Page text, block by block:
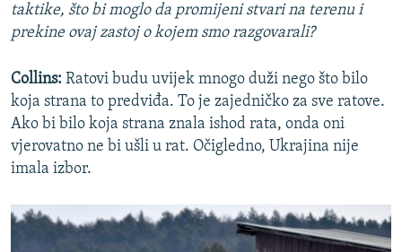
taktike, što bi moglo da promijeni stvari na terenu i
prekine ovaj zastoj o kojem smo razgovarali?
Collins: Ratovi budu uvijek mnogo duži nego što bilo
koja strana to predviđa. To je zajedničko za sve ratove.
Ako bi bilo koja strana znala ishod rata, onda oni
vjerovatno ne bi ušli u rat. Očigledno, Ukrajina nije
imala izbor.